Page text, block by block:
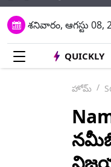
శనివారం, ఆగస్టు 08,
QUICKLY
హోమ్